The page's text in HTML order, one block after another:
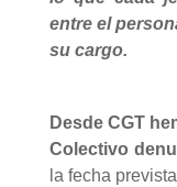
entre el
su cargo.
Desde CGT
Colectivo
la fecha